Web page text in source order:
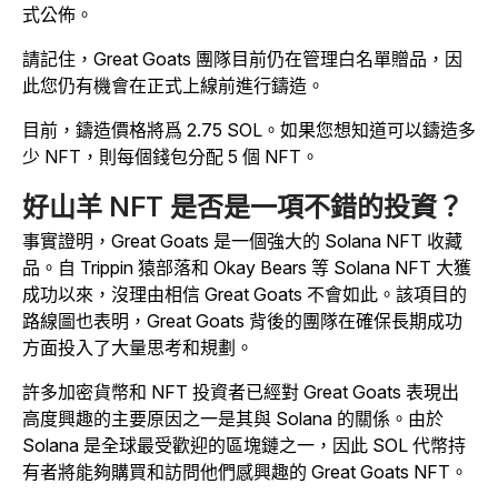
式公佈。
請記住，Great Goats 團隊目前仍在管理白名單贈品，因
此您仍有機會在正式上線前進行鑄造。
目前，鑄造價格將爲 2.75 SOL。如果您想知道可以鑄造多
少 NFT，則每個錢包分配 5 個 NFT。
好山羊 NFT 是否是一項不錯的投資？
事實證明，Great Goats 是一個強大的 Solana NFT 收藏
品。自 Trippin 猿部落和 Okay Bears 等 Solana NFT 大獲
成功以來，沒理由相信 Great Goats 不會如此。該項目的
路線圖也表明，Great Goats 背後的團隊在確保長期成功
方面投入了大量思考和規劃。
許多加密貨幣和 NFT 投資者已經對 Great Goats 表現出
高度興趣的主要原因之一是其與 Solana 的關係。由於
Solana 是全球最受歡迎的區塊鏈之一，因此 SOL 代幣持
有者將能夠購買和訪問他們感興趣的 Great Goats NFT。